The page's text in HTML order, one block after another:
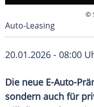
©
Auto-Leasing
20.01.2026 - 08:00
Die neue E-Auto-
sondern auch für